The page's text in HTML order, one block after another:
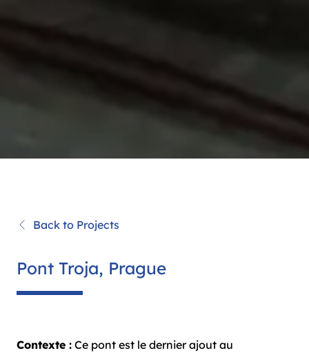
Back to Projects
Pont Troja, Prague
Contexte : Ce pont est le dernier ajout au